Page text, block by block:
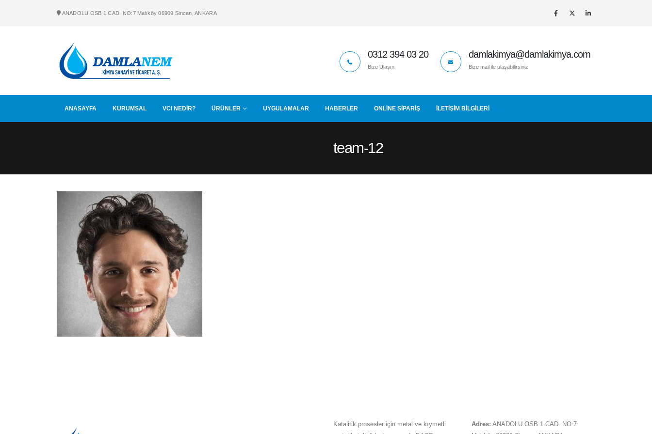
ANADOLU OSB 1.CAD. NO:7 Malıköy 06909 Sincan, ANKARA
0312 394 03 20
Bize Ulaşın
damlakimya@damlakimya.com
Bize mail ile ulaşabilirsiniz
ANASAYFA KURUMSAL VCI NEDİR? ÜRÜNLER UYGULAMALAR HABERLER ONLINE SIPARIŞ İLETIŞIM BİLGİLERİ
team-12
Katalitik prosesler için metal ve kıymetli
Adres: ANADOLU OSB 1.CAD. NO:7